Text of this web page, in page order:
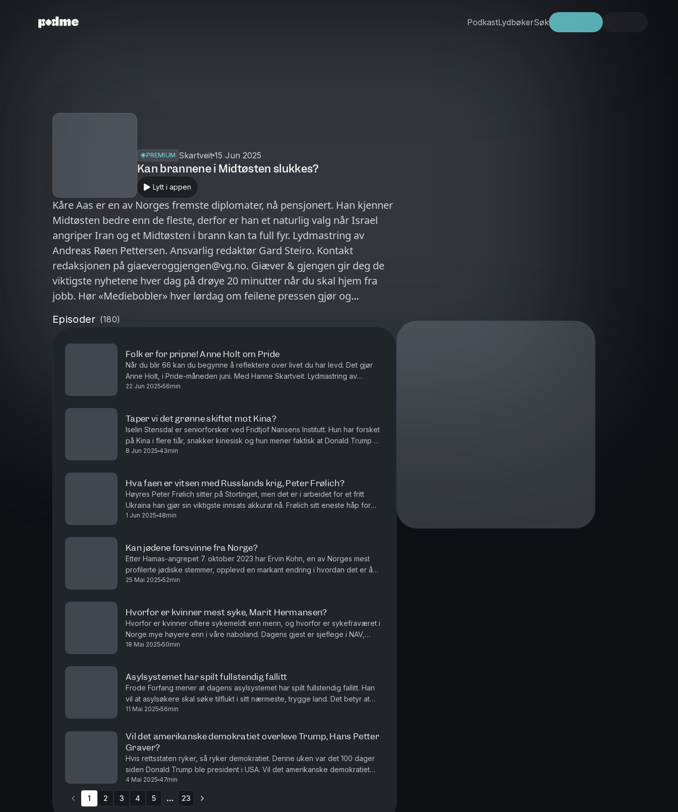
PodkastLydbøkerSøk
PREMIUM Skartveit 15 Jun 2025
Kan brannene i Midtøsten slukkes?
Lytt i appen
Kåre Aas er en av Norges fremste diplomater, nå pensjonert. Han kjenner
Midtøsten bedre enn de fleste, derfor er han et naturlig valg når Israel
angriper Iran og et Midtøsten i brann kan ta full fyr. Lydmastring av
Andreas Røen Pettersen. Ansvarlig redaktør Gard Steiro. Kontakt
redaksjonen på giaeveroggjengen@vg.no. Giæver & gjengen gir deg de
viktigste nyhetene hver dag på drøye 20 minutter når du skal hjem fra
jobb. Hør «Mediebobler» hver lørdag om feilene pressen gjør og
aktuelle temaer hver søndag. Alltid på Podme. (Episoden ble tatt opp
fredag ettermiddag, før Iran svarte på Israels angrep)
Episoder (180)
Folk er for pripne! Anne Holt om Pride
Når du blir 66 kan du begynne å reflektere over livet du har levd. Det gjør
Anne Holt, i Pride-måneden juni. Med Hanne Skartveit. Lydmastring av
Magne Antonsen. Ansvarlig redaktør Gard Steiro. Kontakt...
22 Jun 2025 56min
Taper vi det grønne skiftet mot Kina?
Iselin Stensdal er seniorforsker ved Fridtjof Nansens Institutt. Hun har forsket
på Kina i flere tiår, snakker kinesisk og hun mener faktisk at Donald Trump er
godt nytt for Kina. Hvis vi lurer på om ...
8 Jun 2025 43min
Hva faen er vitsen med Russlands krig, Peter Frølich?
Høyres Peter Frølich sitter på Stortinget, men det er i arbeidet for et fritt
Ukraina han gjør sin viktigste innsats akkurat nå. Frølich sitt eneste håp for
fred er at Russland taper denne krigen. Kli...
1 Jun 2025 48min
Kan jødene forsvinne fra Norge?
Etter Hamas-angrepet 7. oktober 2023 har Ervin Kohn, en av Norges mest
profilerte jødiske stemmer, opplevd en markant endring i hvordan det er å
være jøde i Norge. Med Hanne Skartveit. Klipp og redige...
25 Mai 2025 52min
Hvorfor er kvinner mest syke, Marit Hermansen?
Hvorfor er kvinner oftere sykemeldt enn menn, og hvorfor er sykefraværet i
Norge mye høyere enn i våre naboland. Dagens gjest er sjeflege i NAV,
Marit Hermansen. Med Hanne Skartveit. Klipp og redigeri...
18 Mai 2025 50min
Asylsystemet har spilt fullstendig fallitt
Frode Forfang mener at dagens asylsystemet har spilt fullstendig fallitt. Han
vil at asylsøkere skal søke tilflukt i sitt nærmeste, trygge land. Det betyr at
asylretten vi i dag kjenner, oppheves, men...
11 Mai 2025 56min
Vil det amerikanske demokratiet overleve Trump, Hans Petter
Graver?
Hvis rettsstaten ryker, så ryker demokratiet. Denne uken var det 100 dager
siden Donald Trump ble president i USA. Vil det amerikanske demokratiet
overleve Trump? I dag snakker vi med jusprofessor Han...
4 Mai 2025 47min
1 2 3 4 5 23